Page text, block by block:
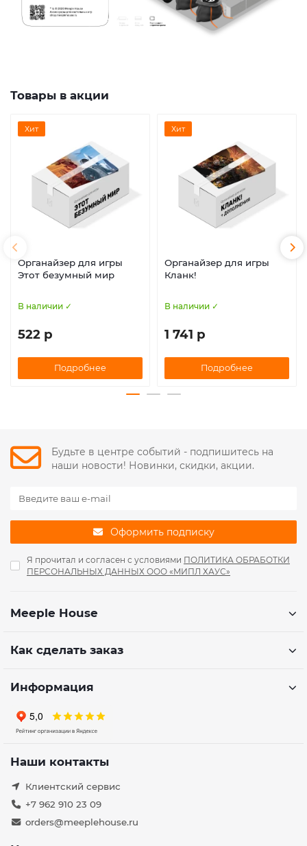
Товары в акции
Хит
Органайзер для игры
Этот безумный мир
В наличии ✓
522 р
Подробнее
Хит
Органайзер для игры
Кланк!
В наличии ✓
1 741 р
Подробнее
Будьте в центре событий - подпишитесь на
наши новости! Новинки, скидки, акции.
Оформить подписку
Я прочитал и согласен с условиями ПОЛИТИКА ОБРАБОТКИ
ПЕРСОНАЛЬНЫХ ДАННЫХ ООО «МИПЛ ХАУС»
Meeple House
Как сделать заказ
Информация
Наши контакты
Клиентский сервис
+7 962 910 23 09
orders@meeplehouse.ru